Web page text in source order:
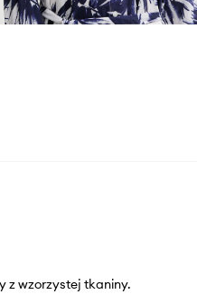
z wzorzystej tkaniny.